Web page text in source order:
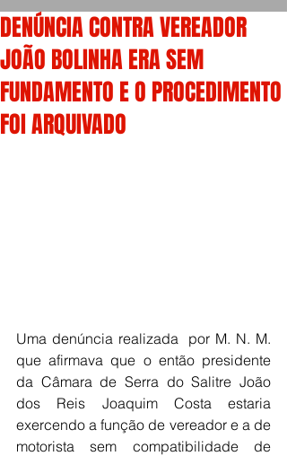
DENÚNCIA CONTRA VEREADOR
JOÃO BOLINHA ERA SEM
FUNDAMENTO E O PROCEDIMENTO
FOI ARQUIVADO
Uma denúncia realizada  por M. N. M.
que afirmava que o então presidente
da Câmara de Serra do Salitre João
dos Reis Joaquim Costa estaria
exercendo a função de vereador e a de
motorista sem compatibilidade de